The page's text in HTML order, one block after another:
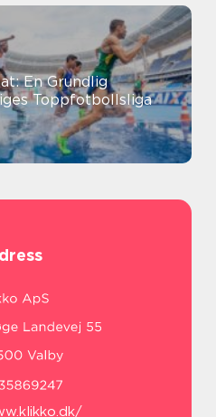
En Grundlig
Toppfotbollsliga